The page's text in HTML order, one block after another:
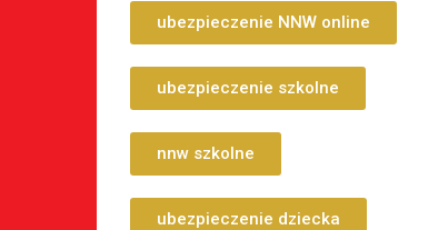
ubezpieczenie NNW online
ubezpieczenie szkolne
nnw szkolne
ubezpieczenie dziecka